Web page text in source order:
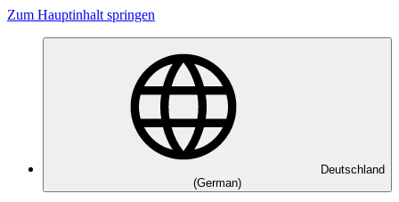
Zum Hauptinhalt springen
Deutschland
(German)